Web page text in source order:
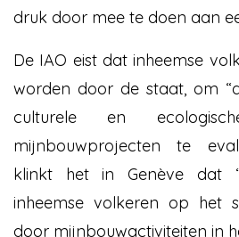
druk door mee te doen aan
De IAO eist dat inheemse
worden door de staat, om
culturele en
mijnbouwprojecten te
klinkt het in Genève dat
inheemse volkeren op het
door mijnbouwactiviteiten in